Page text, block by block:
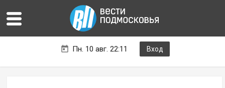
Пн. 10 авг. 22:11 Вход